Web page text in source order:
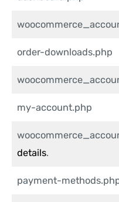
order-downloads.php
my-account.php
details.
payment-